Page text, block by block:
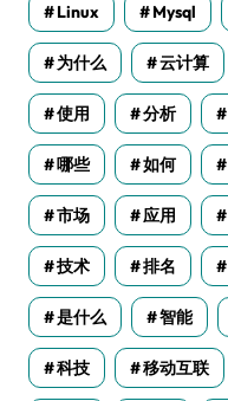
Linux Mysql
为什么 云计算
使用 分析
哪些 如何
市场 应用
技术 排名
是什么 智能
科技 移动互联